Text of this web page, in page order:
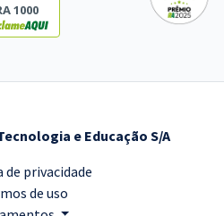
1000
e Educação S/A
privacidade
de uso